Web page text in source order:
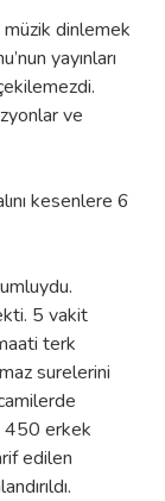
dinlemek
yayınları
ve
kesenlere 6
5 vakit
terk
surelerini
450 erkek
edilen